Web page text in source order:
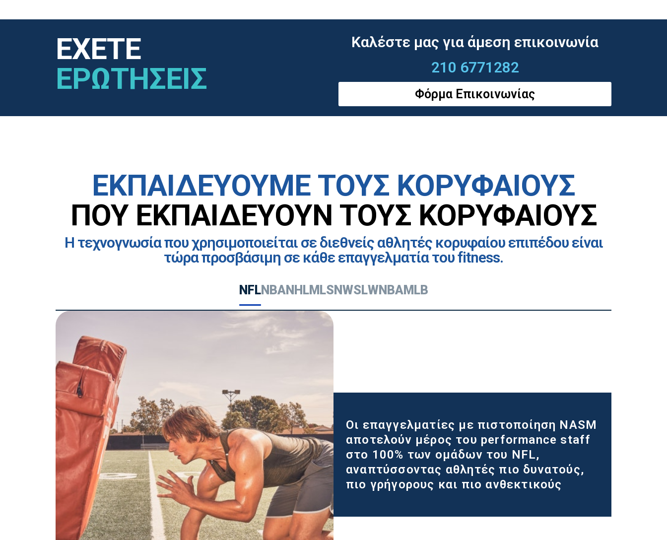
ΕΧΕΤΕ
ΕΡΩΤΗΣΕΙΣ
Καλέστε μας για άμεση επικοινωνία
210 6771282
Φόρμα Επικοινωνίας
ΕΚΠΑΙΔΕΥΟΥΜΕ ΤΟΥΣ ΚΟΡΥΦΑΙΟΥΣ
ΠΟΥ ΕΚΠΑΙΔΕΥΟΥΝ ΤΟΥΣ ΚΟΡΥΦΑΙΟΥΣ
Η τεχνογνωσία που χρησιμοποιείται σε διεθνείς αθλητές κορυφαίου επιπέδου είναι
τώρα προσβάσιμη σε κάθε επαγγελματία του fitness.
NFLNBANHLMLS NWSLWNBAMLB
Οι επαγγελματίες με πιστοποίηση NASM
αποτελούν μέρος του performance staff
στο 100% των ομάδων του NFL,
αναπτύσσοντας αθλητές πιο δυνατούς,
πιο γρήγορους και πιο ανθεκτικούς